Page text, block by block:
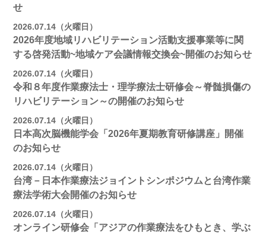
せ
2026.07.14（火曜日）
2026年度地域リハビリテーション活動支援事業等に関
する啓発活動~地域ケア会議情報交換会~開催のお知らせ
2026.07.14（火曜日）
令和８年度作業療法士・理学療法士研修会～脊髄損傷の
リハビリテーション～の開催のお知らせ
2026.07.14（火曜日）
日本高次脳機能学会「2026年夏期教育研修講座」開催
のお知らせ
2026.07.14（火曜日）
台湾－日本作業療法ジョイントシンポジウムと台湾作業
療法学術大会開催のお知らせ
2026.07.14（火曜日）
オンライン研修会「アジアの作業療法をひもとき、学ぶ